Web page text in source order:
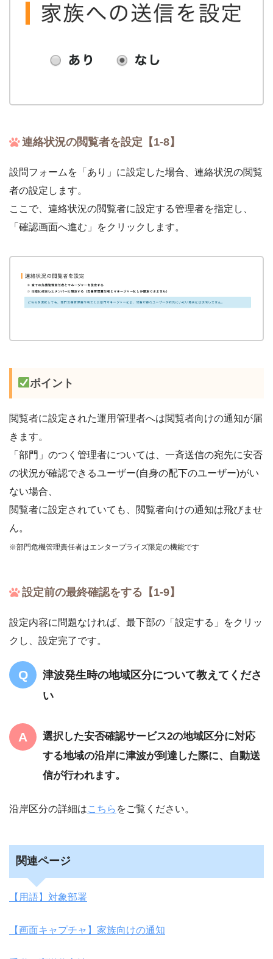
連絡状況の閲覧者を設定【1-8】
設問フォームを「あり」に設定した場合、連絡状況の閲覧
者の設定します。
ここで、連絡状況の閲覧者に設定する管理者を指定し、
「確認画面へ進む」をクリックします。
ポイント
閲覧者に設定された運用管理者へは閲覧者向けの通知が届
きます。
「部門」のつく管理者については、一斉送信の宛先に安否
の状況が確認できるユーザー(自身の配下のユーザー)がい
ない場合、
閲覧者に設定されていても、閲覧者向けの通知は飛びませ
ん。
※部門危機管理責任者はエンタープライズ限定の機能です
設定前の最終確認をする【1-9】
設定内容に問題なければ、最下部の「設定する」をクリッ
クし、設定完了です。
津波発生時の地域区分について教えてくださ
い
選択した安否確認サービス2の地域区分に対応
する地域の沿岸に津波が到達した際に、自動送
信が行われます。
沿岸区分の詳細はこちら をご覧ください。
関連ページ
【用語】対象部署
【画面キャプチャ】家族向けの通知